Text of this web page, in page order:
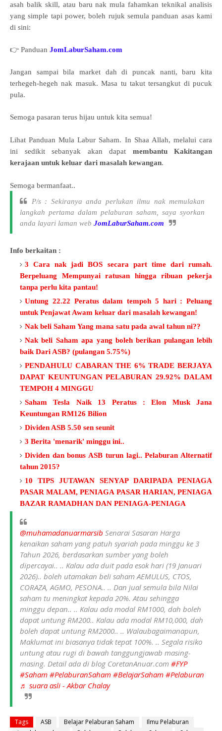
asah balik skill, atau baru nak mula fahamkan teknikal analisis
yang simple tapi power, boleh rujuk semula panduan asas kami
di sini:
👉 Panduan JomLaburSaham.com
Jangan sampai bila market dah di puncak nanti, baru kita
terhegeh-hegeh nak masuk. Masa tu takut tersangkut di pucuk
pula.
Semoga pasaran terus hijau untuk kita semua!
Lihat Panduan Mula Labur Saham. In Shaa Allah, melalui cara
ini sedikit sebanyak akan dapat membantu Kakitangan
kerajaan untuk keluar dari masalah kewangan.
Semoga bermanfaat..
P/s : Sekiranya anda perlukan ilmu nak memulakan
langkah pertama dalam pelaburan saham, saya syorkan
anda layari laman web JomLaburSaham.com
Info berkaitan :
3 Cara nak jadi BOS secara part time dari rumah.
Berpeluang Mempunyai ratusan hingga ribuan pekerja
tanpa perlu kita pantau!
Untung 22.22 Peratus dalam tempoh 5 hari : Peluang
untuk Penjawat Awam keluar dari masalah kewangan!
Nak beli Saham Yang mana satu pada awal tahun ni??
Nak beli Saham apa yang boleh berikan pulangan lebih
baik Dari ASB? (pulangan 5.75%)
PENDAHULU CABARAN THE 6% TRADE BERJAYA
DAPAT KEUNTUNGAN PELABURAN 29.92% DALAM
TEMPOH 4 MINGGU
Saham Tesla Naik 13 Peratus : Elon Musk Jana
Keuntungan RM126 Bilion
Dividen ASB 5.50 sen seunit
3 Berita 'menarik' minggu ini..
Dividen dan bonus ASB turun lagi.. Pelaburan Alternatif
tahun 2015?
10 TIPS JUTAWAN SENYAP DARIPADA PENIAGA
PASAR MALAM, PENIAGA PASAR HARIAN, PENIAGA
BAZAR RAMADHAN DAN PENIAGA-PENIAGA
@muhamadanuarmarsib Senarai Sasaran Harga
kenaikan saham yang patuh syariah pada minggu ke 3
Tahun 2026, berdasarkan sumber yang boleh
dipercayai.. .. Kalau ada duit pada esok hari (19 Januari
2026).. boleh utamakan beli saham AEMULUS, CTOS,
CORAZA, AGMO, PESONA.. .. Dan jual semula bila Nilai
saham tu meningkat kepada 20%. Atau sehingga
minggu depan.. .. Kalau ada modal RM1000, dah boleh
dapat untung RM200.. Kalau ada modal RM10,000, dah
boleh dapat untung RM2000.. .. Walaubagaimanapun,
Maklumat ini biasanya tidak tepat 100%. .. Segala risiko
untung atau rugi di bawah tanggungjawab masing-
masing. Detail ada di blog CoretanAnuar.com #FYP
#Saham #PelaburanSaham #BelajarSaham #Pelaburan
♬ suara asli - Akbar Chalay
Tags ASB Belajar Pelaburan Saham
Ilmu Pelaburan